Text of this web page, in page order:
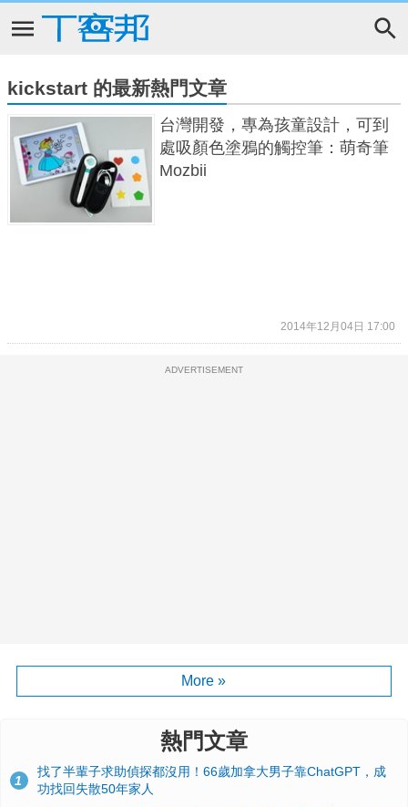
kickstart 的最新熱門文章
台灣開發，專為孩童設計，可到
處吸顏色塗鴉的觸控筆：萌奇筆
Mozbii
2014年12月04日 17:00
ADVERTISEMENT
More »
熱門文章
1
找了半輩子求助偵探都沒用！66歲加拿大男子靠ChatGPT，成
功找回失散50年家人